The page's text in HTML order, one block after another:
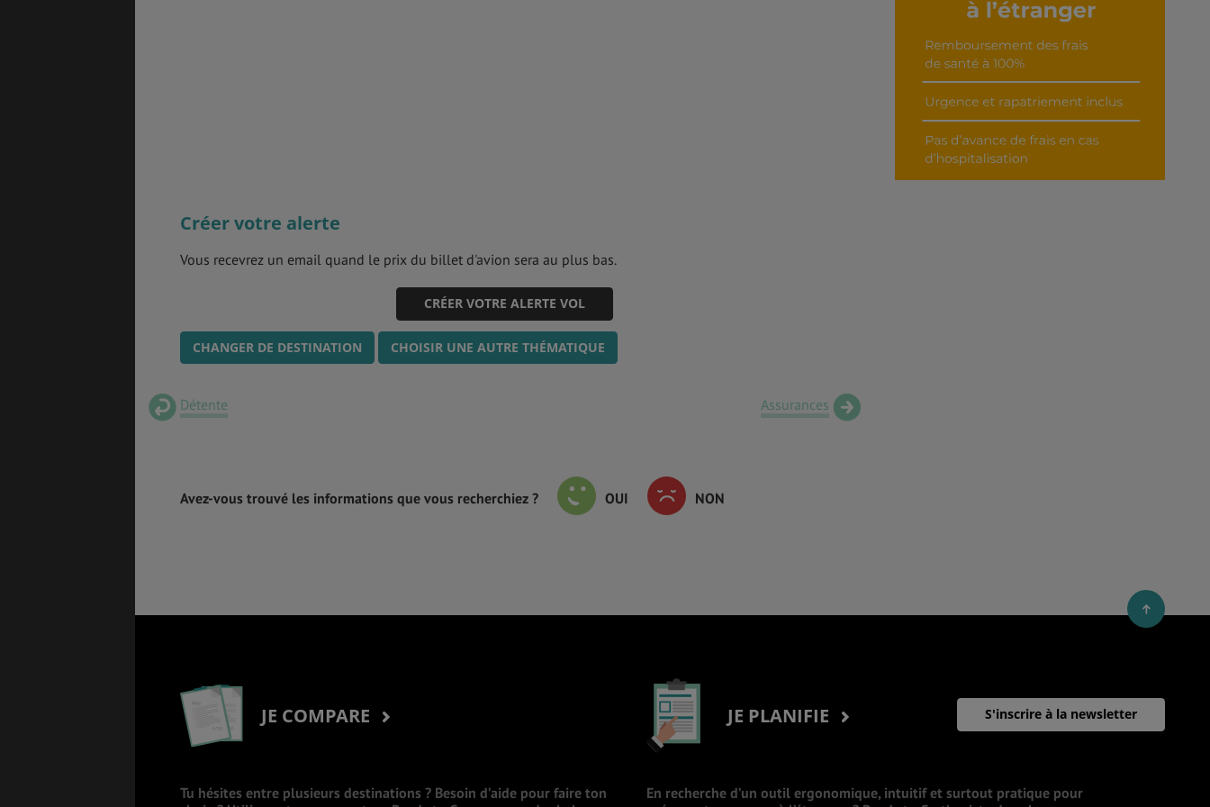
Créer votre alerte
Vous recevrez un email quand le prix du billet d'avion sera au plus bas.
CRÉER VOTRE ALERTE VOL
CHANGER DE DESTINATION CHOISIR UNE AUTRE THÉMATIQUE
Détente Assurances
Avez-vous trouvé les informations que vous recherchiez ? OUI NON
S'inscrire à la newsletter
JE COMPARE
Tu hésites entre plusieurs destinations ? Besoin d’aide pour faire ton
JE PLANIFIE
En recherche d’un outil ergonomique, intuitif et surtout pratique pour